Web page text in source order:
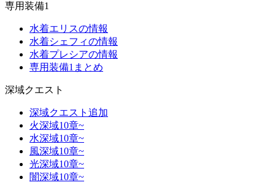
専用装備1
水着エリスの情報
水着シェフィの情報
水着プレシアの情報
専用装備1まとめ
深域クエスト
深域クエスト追加
火深域10章~
水深域10章~
風深域10章~
光深域10章~
闇深域10章~